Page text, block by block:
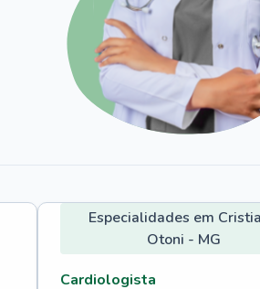
Especialidades em
Otoni - MG
Cardiologista